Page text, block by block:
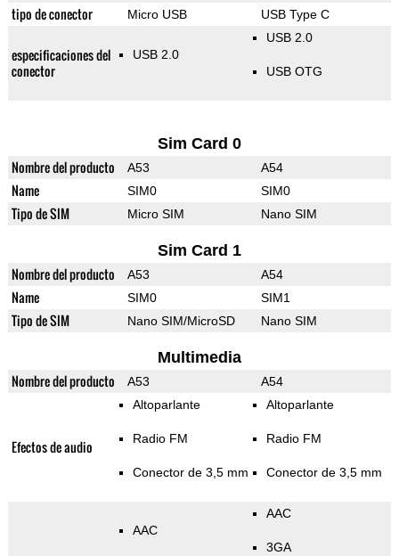
tipo de conector Micro USB USB Type C
especificaciones del
conector
USB 2.0
USB 2.0
USB OTG
Sim Card 0
Nombre del producto A53 A54
Name SIM0 SIM0
Tipo de SIM Micro SIM Nano SIM
Sim Card 1
Nombre del producto A53 A54
Name SIM0 SIM1
Tipo de SIM Nano SIM/MicroSD Nano SIM
Multimedia
Nombre del producto A53 A54
Efectos de audio
Altoparlante
Radio FM
Conector de 3,5 mm
Altoparlante
Radio FM
Conector de 3,5 mm
AAC
AAC
3GA